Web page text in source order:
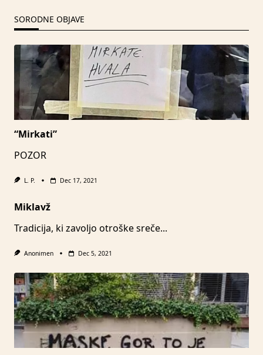
SORODNE OBJAVE
“Mirkati”
POZOR
L. P. Dec 17, 2021
Miklavž
Tradicija, ki zavoljo otroške sreče...
Anonimen Dec 5, 2021